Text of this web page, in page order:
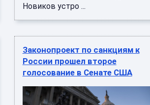
Новиков устро ...
Законопроект по санкциям к
России прошел второе
голосование в Сенате США